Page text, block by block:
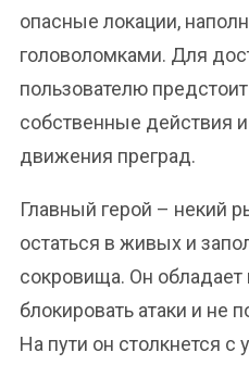
опасные локации,
головоломками. Для
пользователю
собственные действия
движения преград.
Главный герой – некий
остаться в живых и
сокровища. Он
блокировать атаки и не
На пути он столкнется